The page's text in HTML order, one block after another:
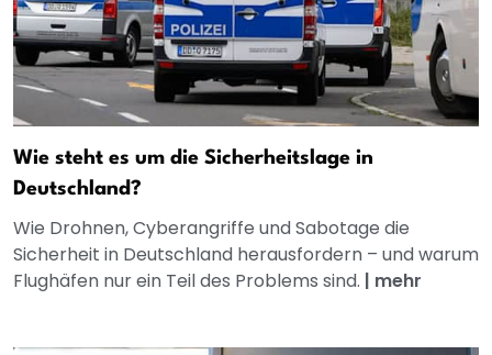
Wie steht es um die Sicherheitslage in
Deutschland?
Wie Drohnen, Cyberangriffe und Sabotage die
Sicherheit in Deutschland herausfordern – und warum
Flughäfen nur ein Teil des Problems sind. | mehr